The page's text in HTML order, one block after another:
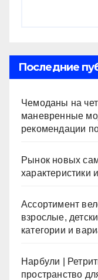
Последние
Чемоданы на
маневренные
рекомендации
Рынок новых
характеристики
Ассортимент
взрослые,
категории и
Нарбули |
пространство